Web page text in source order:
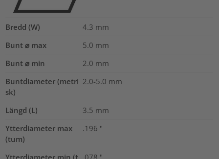
Bredd (W) 4.3 mm
Bunt ⌀ max
5.0 mm
Bunt ⌀ min
2.0 mm
Buntdiameter (metri
sk)
2.0-5.0 mm
Längd (L) 3.5 mm
Ytterdiameter max
(tum)
.196 "